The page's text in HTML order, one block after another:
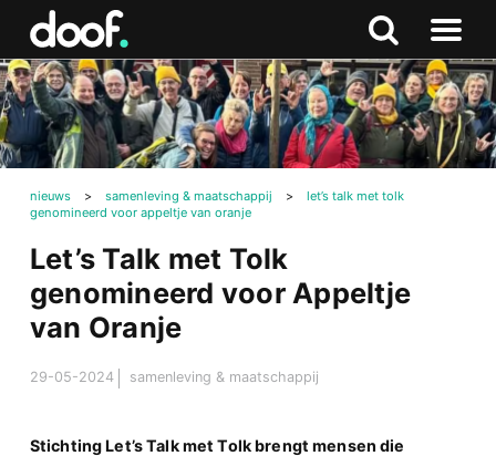
Zoeken
Naar
menu
nieuws > samenleving & maatschappij >
let’s talk met tolk
genomineerd voor appeltje van oranje
Let’s Talk met Tolk
genomineerd voor Appeltje
van Oranje
29-05-2024 samenleving & maatschappij
Stichting Let’s Talk met Tolk brengt mensen die
Doof.nl
Zoeken
naar
boven